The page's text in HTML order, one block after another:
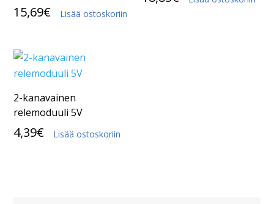
15,69€ Lisää ostoskoriin
2-kanavainen
relemoduuli 5V
4,39€ Lisää ostoskoriin